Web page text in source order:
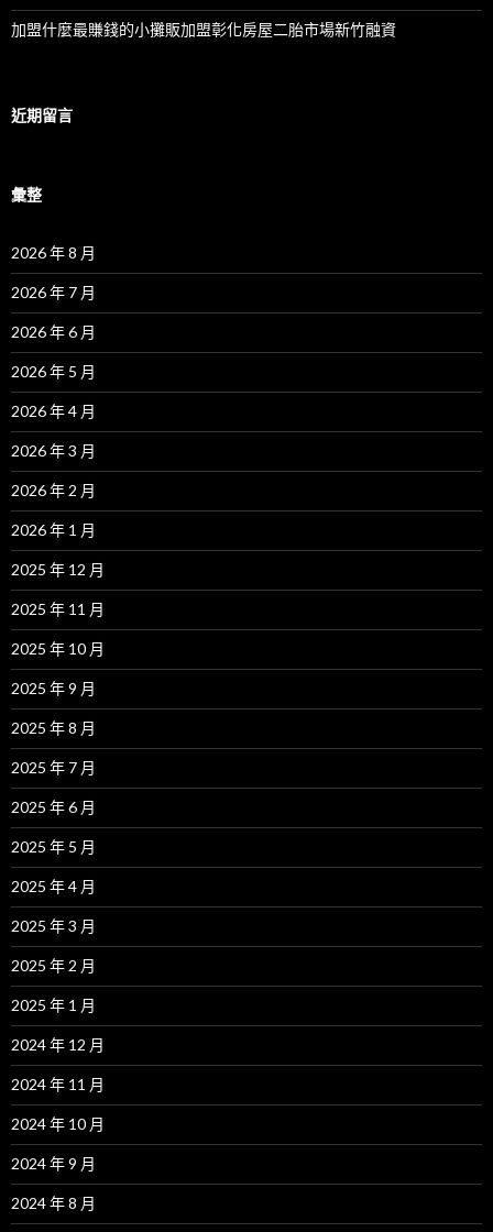
加盟什麼最賺錢的小攤販加盟彰化房屋二胎市場新竹融資
近期留言
彙整
2026 年 8 月
2026 年 7 月
2026 年 6 月
2026 年 5 月
2026 年 4 月
2026 年 3 月
2026 年 2 月
2026 年 1 月
2025 年 12 月
2025 年 11 月
2025 年 10 月
2025 年 9 月
2025 年 8 月
2025 年 7 月
2025 年 6 月
2025 年 5 月
2025 年 4 月
2025 年 3 月
2025 年 2 月
2025 年 1 月
2024 年 12 月
2024 年 11 月
2024 年 10 月
2024 年 9 月
2024 年 8 月